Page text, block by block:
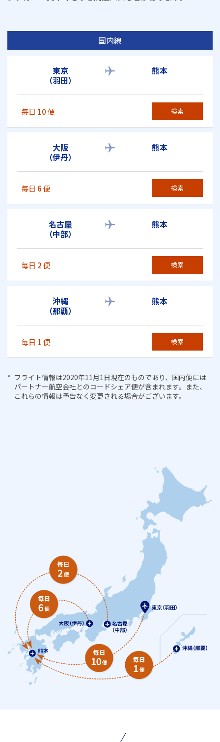
国内線
東京
（羽田）
熊本
毎日 10便 検索
大阪
（伊丹）
熊本
毎日 6便 検索
名古屋
（中部）
熊本
毎日 2便 検索
沖縄
（那覇）
熊本
毎日 1 便 検索
フライト情報は2020年11月1日現在のものであり、国内便には
パートナー航空会社とのコードシェア便が含まれます。また、
これらの情報は予告なく変更される場合がございます。